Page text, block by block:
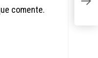
comente.